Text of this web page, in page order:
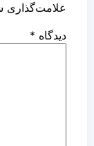
علامت‌گذاری
دیدگاه *